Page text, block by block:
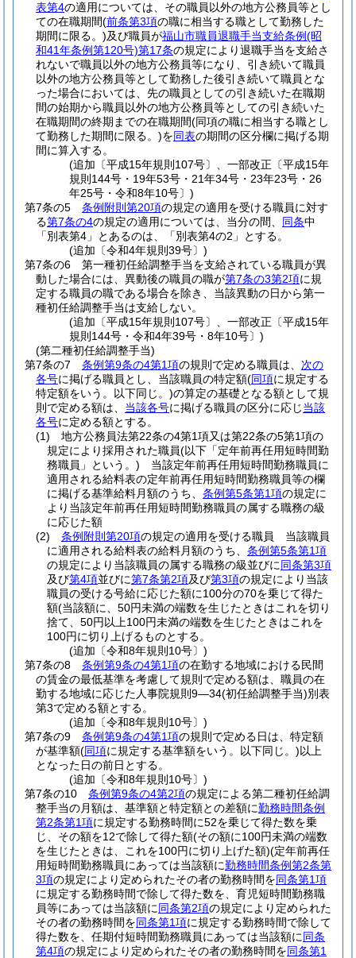
表第4の適用については、その職員以外の地方公務員等とし
ての在職期間(前条第3項の職に相当する職として勤務した
期間に限る。)及び職員が福山市職員退職手当支給条例(昭
和41年条例第120号)第17条の規定により退職手当を支給さ
れないで職員以外の地方公務員等になり、引き続いて職員
以外の地方公務員等として勤務した後引き続いて職員とな
った場合においては、先の職員としての引き続いた在職期
間の始期から職員以外の地方公務員等としての引き続いた
在職期間の終期までの在職期間(同項の職に相当する職とし
て勤務した期間に限る。)を同表の期間の区分欄に掲げる期
間に算入する。
(追加〔平成15年規則107号〕、一部改正〔平成15年
規則144号・19年53号・21年34号・23年23号・26
年25号・令和8年10号〕)
第7条の5
条例附則第20項の規定の適用を受ける職員に対す
る第7条の4の規定の適用については、当分の間、 同条中
「別表第4」とあるのは、「別表第4の2」とする。
(追加〔令和4年規則39号〕)
第7条の6
第一種初任給調整手当を支給されている職員が異
動した場合には、異動後の職員の職が第7条の3第2項に規
定する職員の職である場合を除き、当該異動の日から第一
種初任給調整手当は支給しない。
(追加〔平成15年規則107号〕、一部改正〔平成15年
規則144号・令和4年39号・8年10号〕)
(第二種初任給調整手当)
第7条の7
条例第9条の4第1項の規則で定める職員は、 次の
各号に掲げる職員とし、当該職員の特定額(同項に規定する
特定額をいう。以下同じ。)の算定の基礎となる額として規
則で定める額は、 当該各号に掲げる職員の区分に応じ当該
各号に定める額とする。
(1)
地方公務員法第22条の4第1項又は第22条の5第1項の
規定により採用された職員(以下「定年前再任用短時間勤
務職員」という。) 当該定年前再任用短時間勤務職員に
適用される給料表の定年前再任用短時間勤務職員等の欄
に掲げる基準給料月額のうち、 条例第5条第1項の規定に
より当該定年前再任用短時間勤務職員の属する職務の級
に応じた額
(2)
条例附則第20項の規定の適用を受ける職員 当該職員
に適用される給料表の給料月額のうち、 条例第5条第1項
の規定により当該職員の属する職務の級並びに同条第3項
及び第4項並びに第7条第2項及び第3項の規定により当該
職員の受ける号給に応じた額に100分の70を乗じて得た
額(当該額に、50円未満の端数を生じたときはこれを切り
捨て、50円以上100円未満の端数を生じたときはこれを
100円に切り上げるものとする。
(追加〔令和8年規則10号〕)
第7条の8
条例第9条の4第1項の在勤する地域における民間
の賃金の最低基準を考慮して規則で定める額は、職員の在
勤する地域に応じた人事院規則9―34(初任給調整手当)別表
第3で定める額とする。
(追加〔令和8年規則10号〕)
第7条の9
条例第9条の4第1項の規則で定める日は、特定額
が基準額(同項に規定する基準額をいう。以下同じ。)以上
となった日の前日とする。
(追加〔令和8年規則10号〕)
第7条の10
条例第9条の4第2項の規定による第二種初任給調
整手当の月額は、基準額と特定額との差額に勤務時間条例
第2条第1項に規定する勤務時間に52を乗じて得た数を乗
じ、その額を12で除して得た額(その額に100円未満の端数
を生じたときは、これを100円に切り上げた額)(定年前再任
用短時間勤務職員にあっては当該額に勤務時間条例第2条第
3項の規定により定められたその者の勤務時間を同条第1項
に規定する勤務時間で除して得た数を、育児短時間勤務職
員等にあっては当該額に同条第2項の規定により定められた
その者の勤務時間を同条第1項に規定する勤務時間で除して
得た数を、任期付短時間勤務職員にあっては当該額に同条
第4項の規定により定められたその者の勤務時間を同条第1